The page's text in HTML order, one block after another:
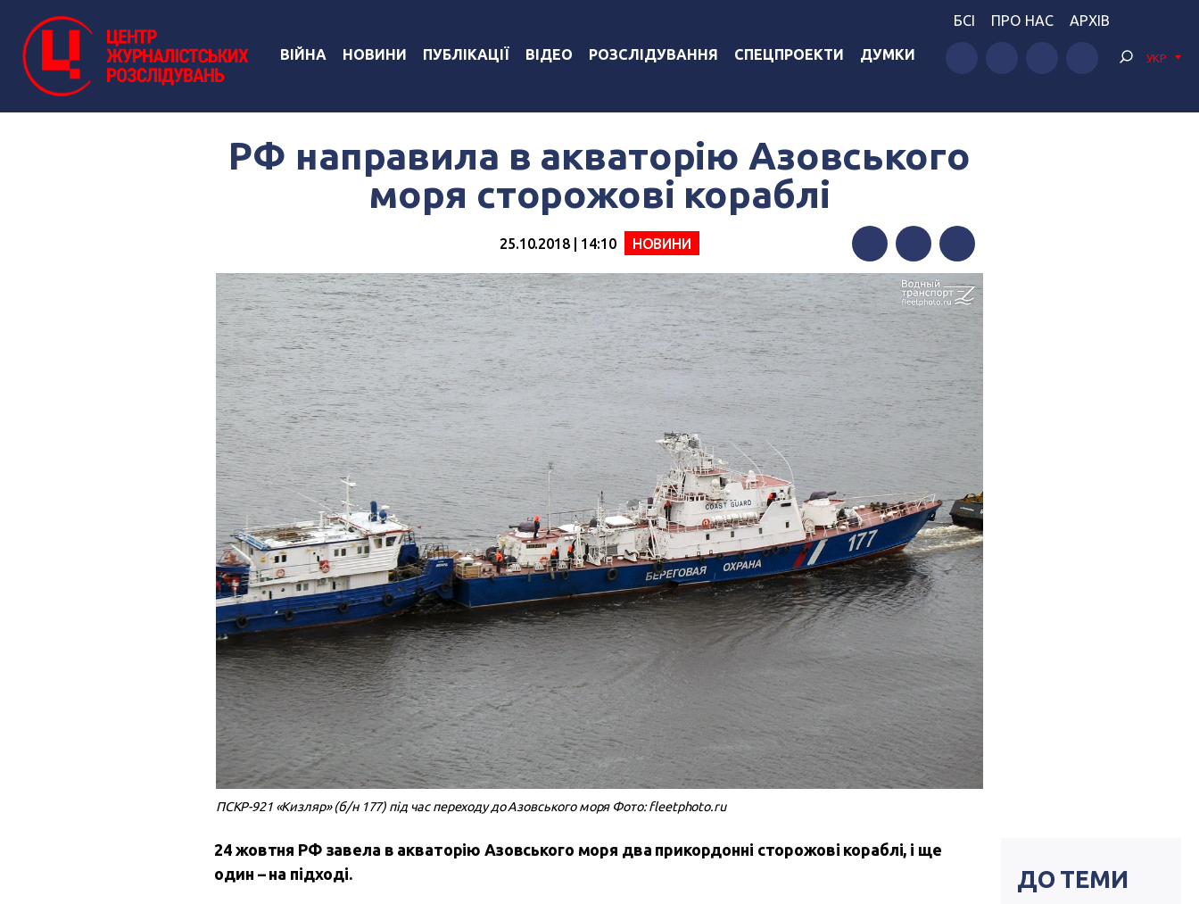
ВІЙНА НОВИНИ ПУБЛІКАЦІЇ ВІДЕО РОЗСЛІДУВАННЯ СПЕЦПРОЕКТИ ДУМКИ
БСІ ПРО НАС АРХІВ
УКР
РФ направила в акваторію Азовського
моря сторожові кораблі
25.10.2018 | 14:10 НОВИНИ
FacebookTwitter
ПСКР-921 «Кизляр» (б/н 177) під час переходу до Азовського моря Фото: fleetphoto.ru
24 жовтня РФ завела в акваторію Азовського моря два прикордонні сторожові кораблі, і ще
один – на підході.
ДО ТЕМИ